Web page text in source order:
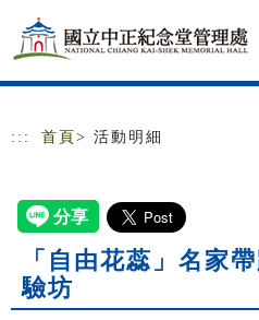
跳到主要內容
網站導覽
::: 首頁 > 活動明細
「自由花蕊」名家
驗坊